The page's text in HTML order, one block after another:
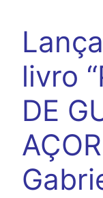
livro
DE